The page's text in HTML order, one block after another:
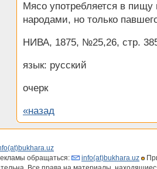
Мясо употребляется в
народами, но только
НИВА, 1875, №25,26, стр.
язык: русский
очерк
«назад
обращаться:
info(at)bukhara.uz